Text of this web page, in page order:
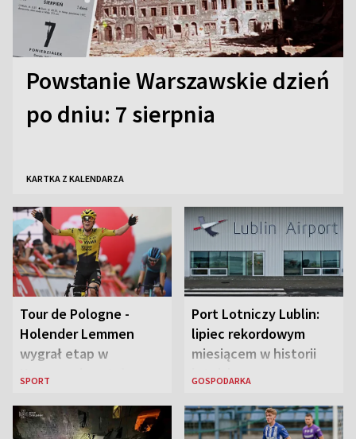
Powstanie Warszawskie dzień
po dniu: 7 sierpnia
KARTKA Z KALENDARZA
Tour de Pologne -
Holender Lemmen
wygrał etap w
Karpaczu i został
SPORT
Port Lotniczy Lublin:
lipiec rekordowym
miesiącem w historii
lotniska
GOSPODARKA